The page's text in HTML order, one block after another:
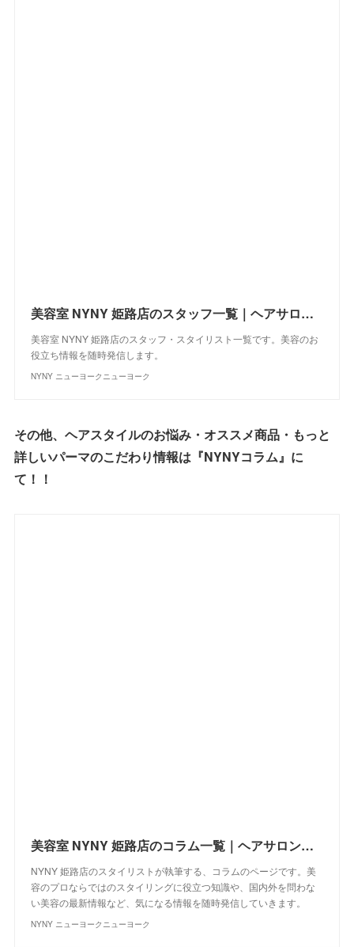
美容室 NYNY 姫路店のスタッフ一覧｜ヘアサロン・美容院｜ニューヨークニューヨーク
美容室 NYNY 姫路店のスタッフ・スタイリスト一覧です。美容のお
役立ち情報を随時発信します。
NYNY ニューヨークニューヨーク
その他、ヘアスタイルのお悩み・オススメ商品・もっと
詳しいパーマのこだわり情報は『NYNYコラム』に
て！！
美容室 NYNY 姫路店のコラム一覧｜ヘアサロン・美容院｜ニューヨークニューヨーク
NYNY 姫路店のスタイリストが執筆する、コラムのページです。美
容のプロならではのスタイリングに役立つ知識や、国内外を問わな
い美容の最新情報など、気になる情報を随時発信していきます。
NYNY ニューヨークニューヨーク